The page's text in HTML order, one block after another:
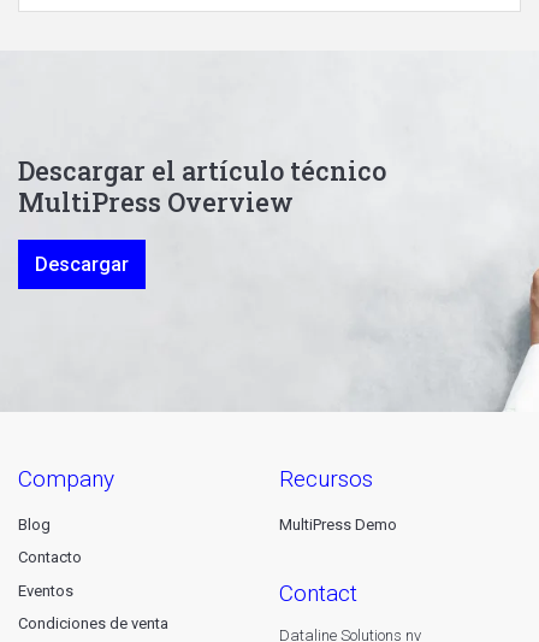
Descargar el artículo técnico
MultiPress Overview
Descargar
company
Blog
Contacto
Eventos
Condiciones de venta
recursos
MultiPress Demo
contact
Dataline Solutions nv